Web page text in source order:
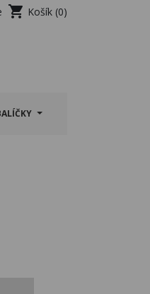
shopping_cart Košík (0)